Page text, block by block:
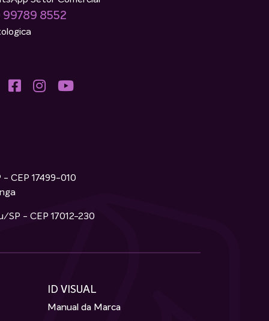
99789 8552
CEP 17499-010
SP - CEP 17012-230
ID VISUAL
Manual da Marca